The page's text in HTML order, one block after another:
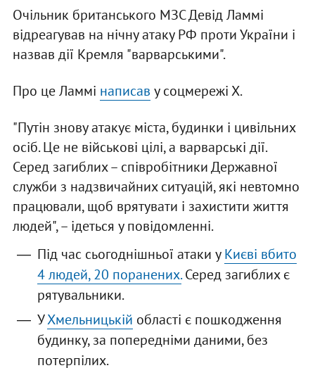
Очільник британського МЗС Девід Ламмі
відреагував на нічну атаку РФ проти України і
назвав дії Кремля "варварськими".
Про це Ламмі написав у соцмережі Х.
"Путін знову атакує міста, будинки і цивільних
осіб. Це не військові цілі, а варварські дії.
Серед загиблих – співробітники Державної
служби з надзвичайних ситуацій, які невтомно
працювали, щоб врятувати і захистити життя
людей", – ідеться у повідомленні.
Під час сьогоднішньої атаки уКиєві вбито
4 людей, 20 поранених.Серед загиблих є
рятувальники.
УХмельницькій області є пошкодження
будинку, за попередніми даними, без
потерпілих.